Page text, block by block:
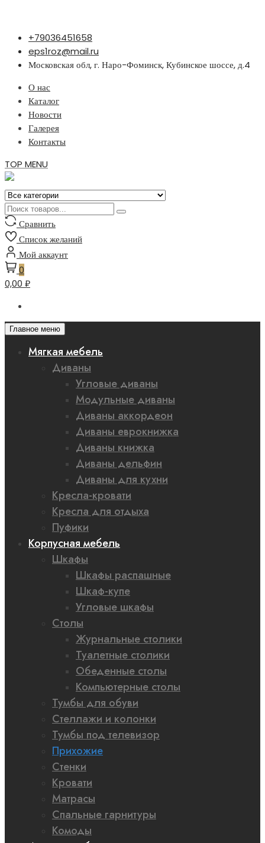
Перейти
содержимому
+79036451658
eps1roz@mail.ru
Московская обл, г. Наро-Фоминск, Кубинское шоссе, д.4
О нас
Каталог
Новости
Галерея
Контакты
TOP MENU
Сравнить
Список желаний
Мой аккаунт
0
0,00 ₽
Главное меню
Мягкая мебель
Диваны
Угловые диваны
Модульные диваны
Диваны аккордеон
Диваны еврокнижка
Диваны книжка
Диваны дельфин
Диваны для кухни
Кресла-кровати
Кресла для отдыха
Пуфики
Корпусная мебель
Шкафы
Шкафы распашные
Шкаф-купе
Угловые шкафы
Столы
Журнальные столики
Туалетные столики
Обеденные столы
Компьютерные столы
Тумбы для обуви
Стеллажи и колонки
Тумбы под телевизор
Прихожие
Стенки
Кровати
Матрасы
Спальные гарнитуры
Комоды